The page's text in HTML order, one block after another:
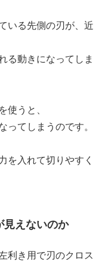
いる先側の刃が、近
る動きになってしま
うと、
てしまうのです。
を入れて切りやすく
えないのか
利き用で刃のクロス